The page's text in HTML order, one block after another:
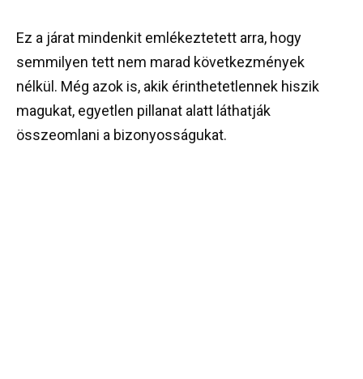
Ez a járat mindenkit emlékeztetett arra, hogy
semmilyen tett nem marad következmények
nélkül. Még azok is, akik érinthetetlennek hiszik
magukat, egyetlen pillanat alatt láthatják
összeomlani a bizonyosságukat.